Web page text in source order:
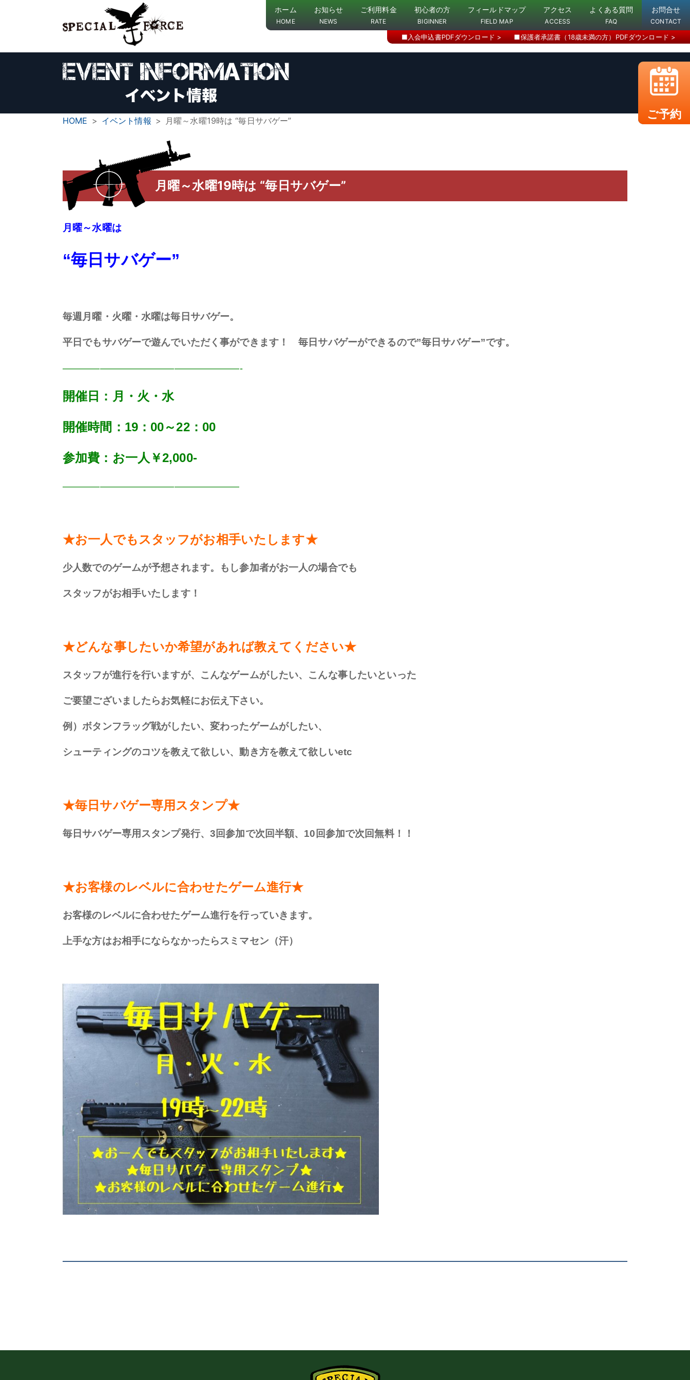
ホーム
HOME
お知らせ
NEWS
ご利用料金
RATE
初心者の方
BIGINNER
フィールドマップ
FIELD MAP
アクセス
ACCESS
よくある質問
FAQ
お問合せ
CONTACT
■入会申込書PDFダウンロード > ■保護者承諾書（18歳未満の方）PDFダウンロード >
ご予約
HOME イベント情報 月曜～水曜19時は “毎日サバゲー”
月曜～水曜19時は “毎日サバゲー”
月曜～水曜は
“毎日サバゲー”
毎週月曜・火曜・水曜は毎日サバゲー。
平日でもサバゲーで遊んでいただく事ができます！毎日サバゲーができるので”毎日サバゲー”です。
———————————————————-
開催日：月・火・水
開催時間：19：00～22：00
参加費：お一人￥2,000-
———————————————————
★お一人でもスタッフがお相手いたします★
少人数でのゲームが予想されます。もし参加者がお一人の場合でも
スタッフがお相手いたします！
★どんな事したいか希望があれば教えてください★
スタッフが進行を行いますが、こんなゲームがしたい、こんな事したいといった
ご要望ございましたらお気軽にお伝え下さい。
例）ボタンフラッグ戦がしたい、変わったゲームがしたい、
シューティングのコツを教えて欲しい、動き方を教えて欲しいetc
★毎日サバゲー専用スタンプ★
毎日サバゲー専用スタンプ発行、3回参加で次回半額、10回参加で次回無料！！
★お客様のレベルに合わせたゲーム進行★
お客様のレベルに合わせたゲーム進行を行っていきます。
上手な方はお相手にならなかったらスミマセン（汗）